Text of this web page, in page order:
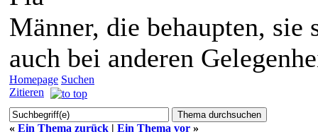
Männer, die behaupten,
auch bei anderen
Homepage Suchen
Zitieren
« Ein Thema zurück | Ein Thema vor »